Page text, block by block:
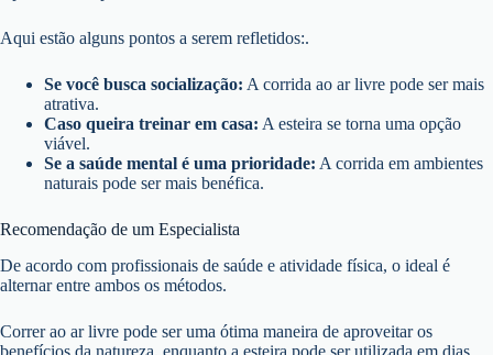
Aqui estão alguns pontos a serem refletidos:.
Se você busca socialização: A corrida ao ar livre pode ser mais
atrativa.
Caso queira treinar em casa: A esteira se torna uma opção
viável.
Se a saúde mental é uma prioridade: A corrida em ambientes
naturais pode ser mais benéfica.
Recomendação de um Especialista
De acordo com profissionais de saúde e atividade física, o ideal é
alternar entre ambos os métodos.
Correr ao ar livre pode ser uma ótima maneira de aproveitar os
benefícios da natureza, enquanto a esteira pode ser utilizada em dias